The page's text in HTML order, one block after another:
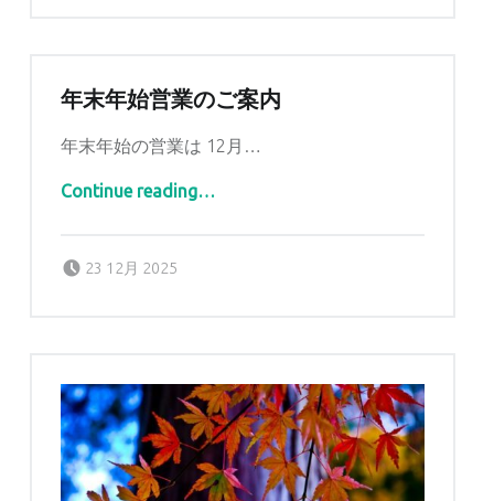
年末年始営業のご案内
年末年始の営業は 12月…
Continue reading“年末年始営業のご案内”
…
23 12月 2025